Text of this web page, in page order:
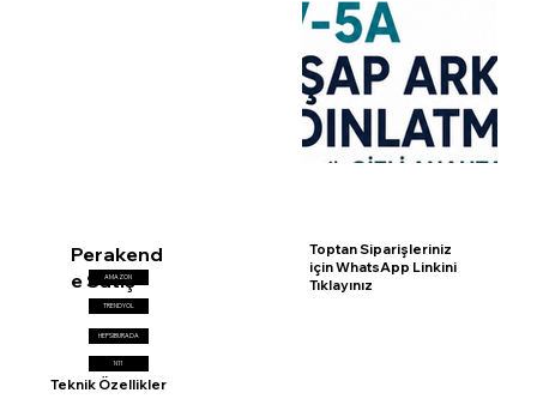
Perakend
e Satış
AMAZON
TRENDYOL
HEPSIBURADA
N11
Toptan Siparişleriniz
için WhatsApp Linkini
Tıklayınız
Teknik Özellikler